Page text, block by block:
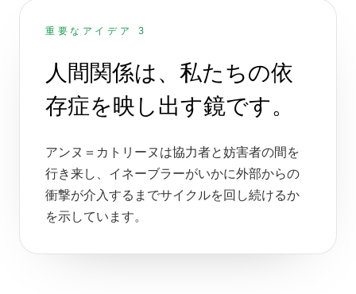
重要なアイデア 3
人間関係は、私たちの依
存症を映し出す鏡です。
アンヌ＝カトリーヌは協力者と妨害者の間を
行き来し、イネーブラーがいかに外部からの
衝撃が介入するまでサイクルを回し続けるか
を示しています。